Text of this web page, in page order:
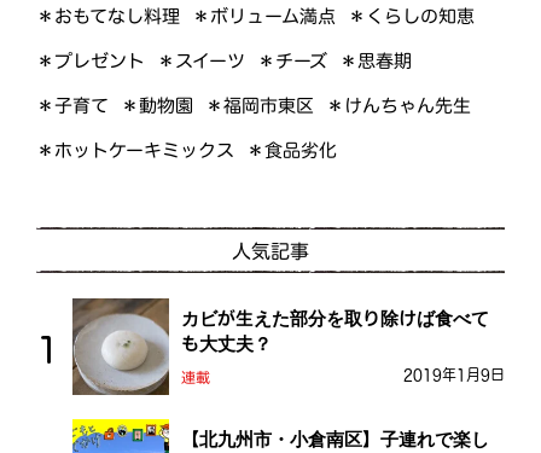
＊おもてなし料理 ＊ボリューム満点 ＊くらしの知恵
＊プレゼント ＊スイーツ ＊チーズ ＊思春期
＊子育て ＊動物園 ＊福岡市東区 ＊けんちゃん先生
＊ホットケーキミックス ＊食品劣化
人気記事
カビが生えた部分を取り除けば食べて
も大丈夫？
連載 2019年1月9日
【北九州市・小倉南区】子連れで楽し